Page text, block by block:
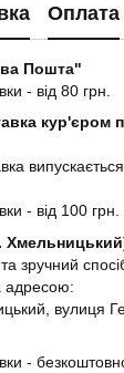
Оплата
Пошта"
- від 80 грн.
кур'єром
- від 100 грн.
зручний
адресою:
вулиця
-